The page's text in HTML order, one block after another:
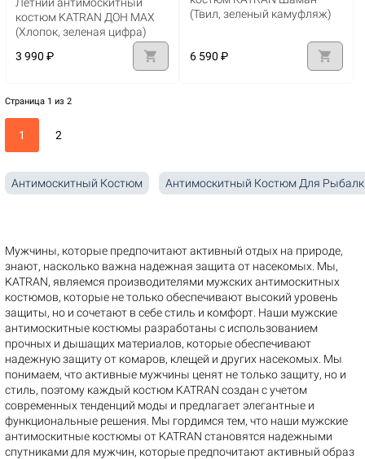
костюм KATRAN ДОН MAX
(Хлопок, зеленая цифра)
3 990 ₽
shopping_cart
(Твил, зеленый камуфляж)
6 590 ₽ shopping_cart
Страница 1 из 2
1 2
Антимоскитный Костюм Антимоскитный Костюм Для
Мужчины, которые предпочитают активный отдых на природе,
знают, насколько важна надежная защита от насекомых. Мы,
KATRAN, являемся производителями мужских антимоскитных
костюмов, которые не только обеспечивают высокий уровень
защиты, но и сочетают в себе стиль и комфорт. Наши мужские
антимоскитные костюмы разработаны с использованием
прочных и дышащих материалов, которые обеспечивают
надежную защиту от комаров, клещей и других насекомых. Мы
понимаем, что активные мужчины ценят не только защиту, но и
стиль, поэтому каждый костюм KATRAN создан с учетом
современных тенденций моды и предлагает элегантные и
функциональные решения. Мы гордимся тем, что наши мужские
антимоскитные костюмы от KATRAN становятся надежными
спутниками для мужчин, которые предпочитают активный образ